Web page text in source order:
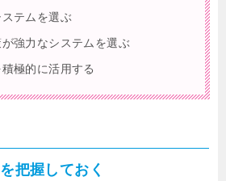
ステムを選ぶ
が強力なシステムを選ぶ
極的に活用する
把握しておく